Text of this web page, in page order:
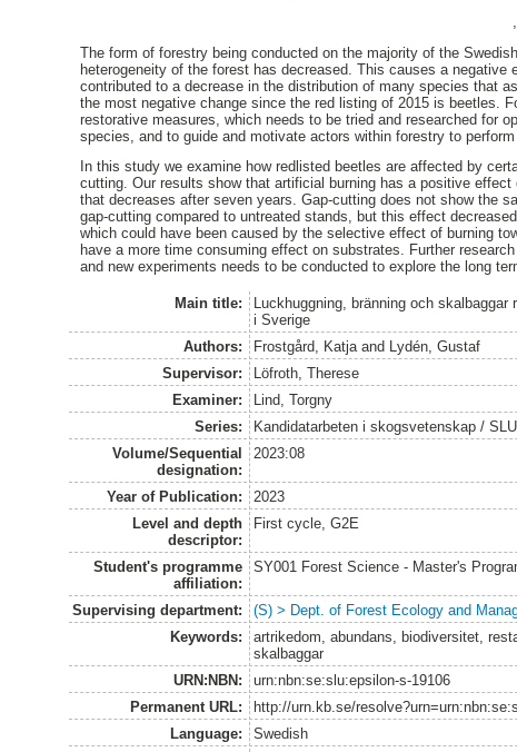
The form of forestry being conducted on the majority of the
heterogeneity of the forest has decreased. This causes a
contributed to a decrease in the distribution of many species that
the most negative change since the red listing of 2015 is beetles.
restorative measures, which needs to be tried and researched for
species, and to guide and motivate actors within forestry to perform
In this study we examine how redlisted beetles are affected by
cutting. Our results show that artificial burning has a positive
that decreases after seven years. Gap-cutting does not show the
gap-cutting compared to untreated stands, but this effect
which could have been caused by the selective effect of burning
have a more time consuming effect on substrates. Further
and new experiments needs to be conducted to explore the long
Main title:
Luckhuggning, bränning och
i Sverige
Authors:
Frostgård, Katjaand Lydén, Gustaf
Supervisor:
Löfroth, Therese
Examiner:
Lind, Torgny
Series:
Kandidatarbeten i skogsvetenskap /
Volume/Sequential
designation:
2023:08
Year of Publication:
2023
Level and depth
descriptor:
First cycle, G2E
Student's programme
affiliation:
SY001 Forest Science - Master's
Supervising department:
(S) > Dept. of Forest Ecology and
Keywords:
artrikedom, abundans, biodiversitet,
skalbaggar
URN:NBN:
urn:nbn:se:slu:epsilon-s-19106
Permanent URL:
http://urn.kb.se/
Language:
Swedish